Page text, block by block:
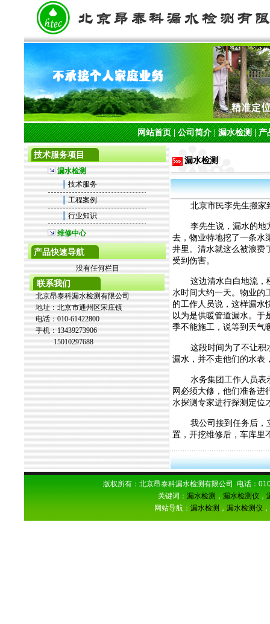
网站首页|公司简介|漏水检测|产
技术服务项目
漏水检测
｜技术服务
｜工程案例
｜行业知识
维修中心
产品快速导航
没有任何栏目
联系我们
北京昂泰科漏水检测有限公司
地址：北京市通州区宋庄镇
电话：010-61422800
手机：13439273906
15010297688
漏水检测
北京市民李先生搬家
李先生说，漏水的地
去，物业特地挖了一条水
井里。清水就这么被浪费
受到伤害。
这边清水白白地流，
水时间大约一天。物业的
的工作人员说，这样漏水
以为是供暖管道漏水。于
季不能施工，说等到天气
这段时间为了不让积
漏水，并不走他们的水表
水务集团工作人员表
网必须大修，他们准备进
水探测专家进行探测定位
我公司接到任务后，
置，开挖维修后，车库里
版权所有：北京昂泰科漏水检测有限公司 电话：
关键词： 漏水检测 ， 漏水检测仪 ，
网站导航： 漏水检测 ， 漏水检测仪 ，